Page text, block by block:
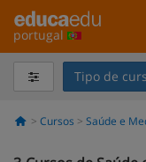
portugal
Tipo de
Cursos Saúde e